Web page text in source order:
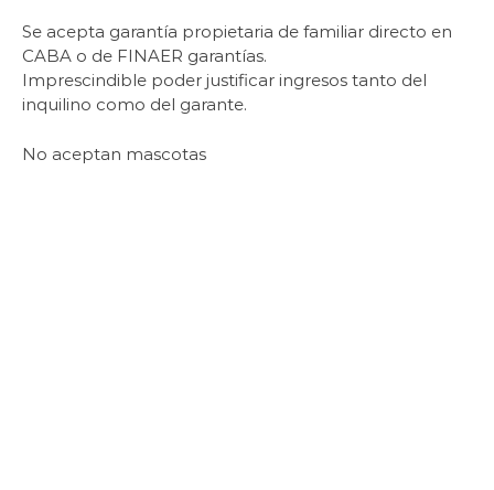
Se acepta garantía propietaria de familiar directo en
CABA o de FINAER garantías.
Imprescindible poder justificar ingresos tanto del
inquilino como del garante.
No aceptan mascotas